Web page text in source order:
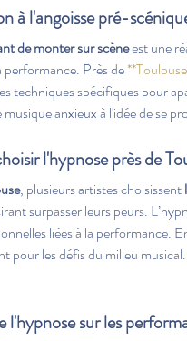
à l'angoisse pré-
de monter sur scène est une
performance. Près de
techniques spécifiques pour
musique anxieux à l'idée de se
l'hypnose près de
, plusieurs artistes choisissent
surpasser leurs peurs.
liées à la performance.
pour les défis du milieu
l'hypnose sur les